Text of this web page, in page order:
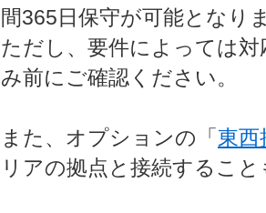
間365日保守が可能となり
ただし、要件によっては
み前にご確認ください。
また、オプションの「 東西
リアの拠点と接続すること